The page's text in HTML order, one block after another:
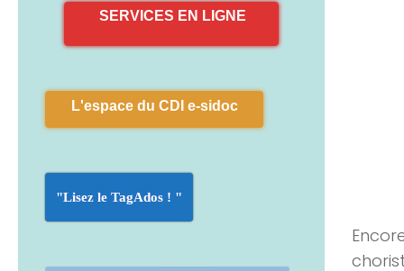
SERVICES EN LIGNE
L'espace du CDI e-sidoc
"Lisez le TagAdos ! "